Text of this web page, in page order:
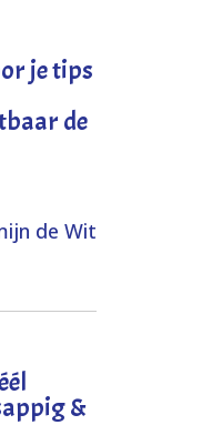
je tips
de
de Wit
&